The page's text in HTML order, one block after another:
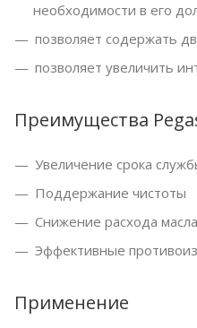
необходимости в его
позволяет содержать
позволяет увеличить
Преимущества
Увеличение срока
Поддержание чистоты
Снижение расхода масла
Эффективные
Применение